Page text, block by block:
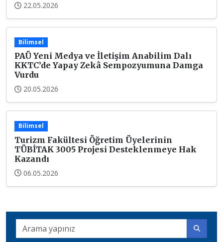
22.05.2026
Bilimsel
PAÜ Yeni Medya ve İletişim Anabilim Dalı
KKTC’de Yapay Zekâ Sempozyumuna Damga
Vurdu
20.05.2026
Bilimsel
Turizm Fakültesi Öğretim Üyelerinin
TÜBİTAK 3005 Projesi Desteklenmeye Hak
Kazandı
06.05.2026